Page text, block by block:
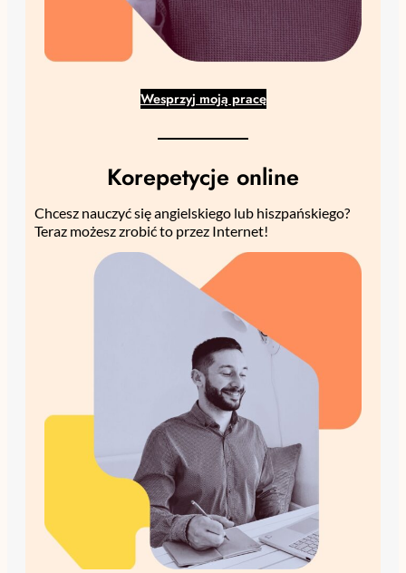
Wesprzyj moją pracę
Korepetycje online
Chcesz nauczyć się angielskiego lub hiszpańskiego?
Teraz możesz zrobić to przez Internet!